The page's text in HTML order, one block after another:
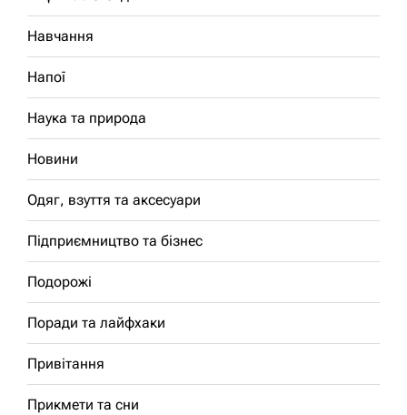
Навчання
Напої
Наука та природа
Новини
Одяг, взуття та аксесуари
Підприємництво та бізнес
Подорожі
Поради та лайфхаки
Привітання
Прикмети та сни